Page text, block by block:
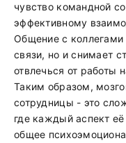
чувство командной
эффективному
Общение с коллегами
связи, но и снимает
отвлечься от работы
Таким образом,
сотрудницы - это
где каждый аспект
общее